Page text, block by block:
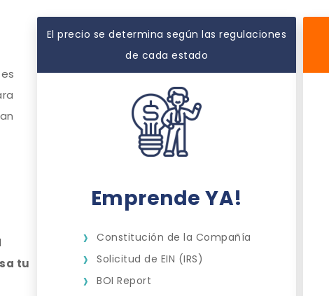
tu
El precio se determina según las regulaciones
de cada estado
Emprende YA!
Constitución de la Compañía
Solicitud de EIN (IRS)
BOI Report